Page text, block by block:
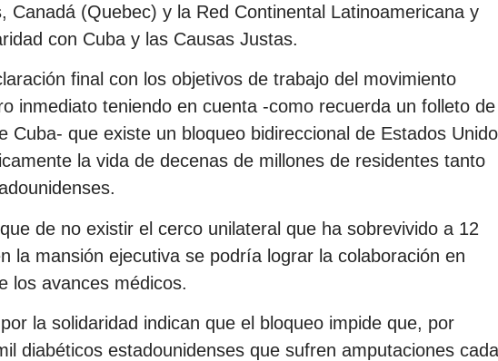
Canadá (Quebec) y la Red Continental Latinoamericana y
con Cuba y las Causas Justas.
final con los objetivos de trabajo del movimiento
inmediato teniendo en cuenta -como recuerda un folleto
Cuba- que existe un bloqueo bidireccional de Estados
la vida de decenas de millones de residentes tanto
de no existir el cerco unilateral que ha sobrevivido a 12
la mansión ejecutiva se podría lograr la colaboración en
los avances médicos.
la solidaridad indican que el bloqueo impide que, por
diabéticos estadounidenses que sufren amputaciones cada